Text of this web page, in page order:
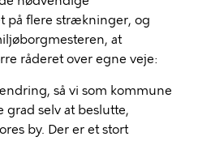
på flere strækninger, og
at
råderet over egne veje:
så vi som kommune
selv at beslutte,
by. Der er et stort